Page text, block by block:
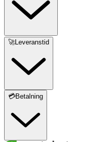
🚀Leveranstid
💳Betalning